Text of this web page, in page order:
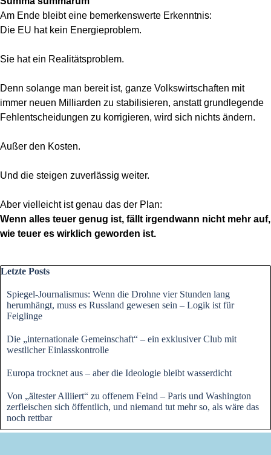
Am Ende bleibt eine bemerkenswerte Erkenntnis:
Die EU hat kein Energieproblem.
Sie hat ein Realitätsproblem.
Denn solange man bereit ist, ganze Volkswirtschaften mit
immer neuen Milliarden zu stabilisieren, anstatt grundlegende
Fehlentscheidungen zu korrigieren, wird sich nichts ändern.
Außer den Kosten.
Und die steigen zuverlässig weiter.
Aber vielleicht ist genau das der Plan:
Wenn alles teuer genug ist, fällt irgendwann nicht mehr auf,
wie teuer es wirklich geworden ist.
Block überspringen Letzte Posts
Letzte Posts
Spiegel-Journalismus: Wenn die Drohne vier Stunden lang
herumhängt, muss es Russland gewesen sein – Logik ist für
Feiglinge
Die „internationale Gemeinschaft“ – ein exklusiver Club mit
westlicher Einlasskontrolle
Europa trocknet aus – aber die Ideologie bleibt wasserdicht
Von „ältester Alliiert“ zu offenem Feind – Paris und Washington
zerfleischen sich öffentlich, und niemand tut mehr so, als wäre das
noch rettbar